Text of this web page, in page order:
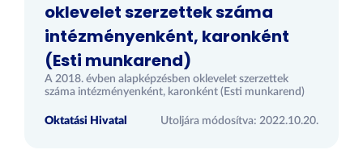
oklevelet szerzettek száma
intézményenként, karonként
(Esti munkarend)
A 2018. évben alapképzésben oklevelet szerzettek
száma intézményenként, karonként (Esti munkarend)
Oktatási Hivatal Utoljára módosítva: 2022.10.20.